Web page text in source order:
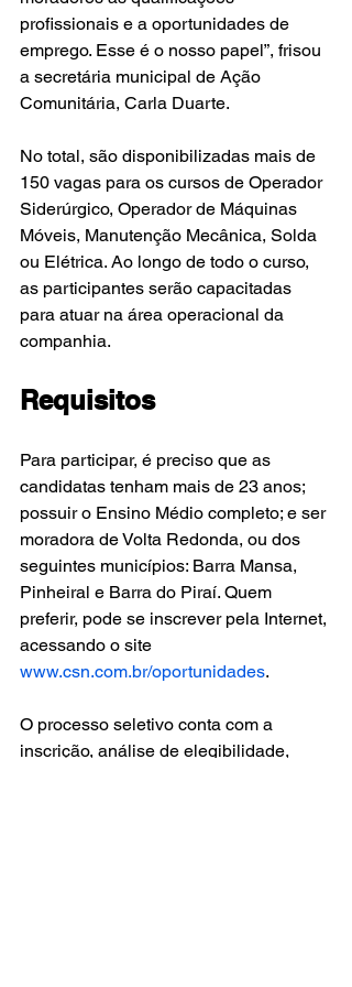
profissionais e a oportunidades de
emprego. Esse é o nosso papel”, frisou
a secretária municipal de Ação
Comunitária, Carla Duarte.
No total, são disponibilizadas mais de
150 vagas para os cursos de Operador
Siderúrgico, Operador de Máquinas
Móveis, Manutenção Mecânica, Solda
ou Elétrica. Ao longo de todo o curso,
as participantes serão capacitadas
para atuar na área operacional da
companhia.
Requisitos
Para participar, é preciso que as
candidatas tenham mais de 23 anos;
possuir o Ensino Médio completo; e ser
moradora de Volta Redonda, ou dos
seguintes municípios: Barra Mansa,
Pinheiral e Barra do Piraí. Quem
preferir, pode se inscrever pela Internet,
acessando o site
www.csn.com.br/oportunidades.
O processo seletivo conta com a
inscrição, análise de elegibilidade,